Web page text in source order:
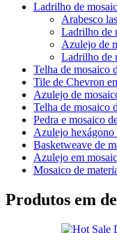
Ladrilho de
Arabesco
Ladrilho de
Azulejo de
Ladrilho de
Telha de mosaico
Tile de Chevron
Azulejo de
Telha de mosaico
Pedra e mosaico
Azulejo hexágono
Basketweave de
Azulejo em
Mosaico de
Produtos em